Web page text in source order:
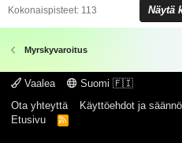
Kokonaispisteet: 113 Näytä
Myrskyvaroitus
Vaalea
Suomi 🇫🇮
Ota yhteyttä
Käyttöehdot ja
Etusivu
R